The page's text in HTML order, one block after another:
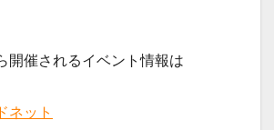
開催されるイベント情報は
ネット